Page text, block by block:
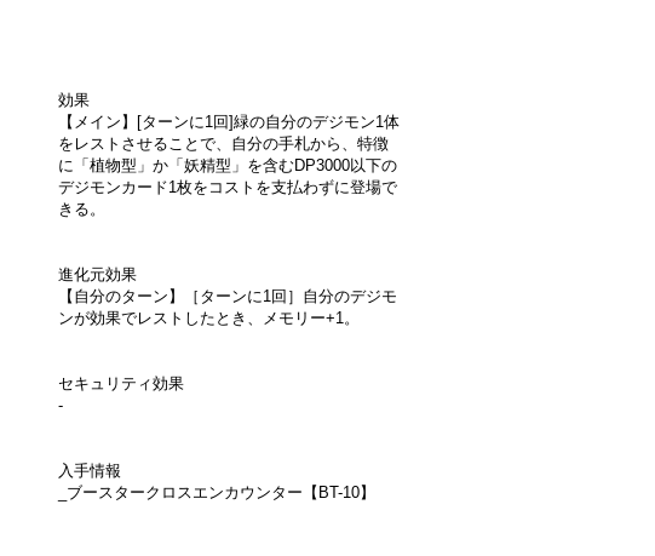
効果
【メイン】[ターンに1回]緑の自分のデジモン1体
をレストさせることで、自分の手札から、特徴
に「植物型」か「妖精型」を含むDP3000以下の
デジモンカード1枚をコストを支払わずに登場で
きる。
進化元効果
【自分のターン】［ターンに1回］自分のデジモ
ンが効果でレストしたとき、メモリー+1。
セキュリティ効果
-
入手情報
_ブースタークロスエンカウンター【BT-10】